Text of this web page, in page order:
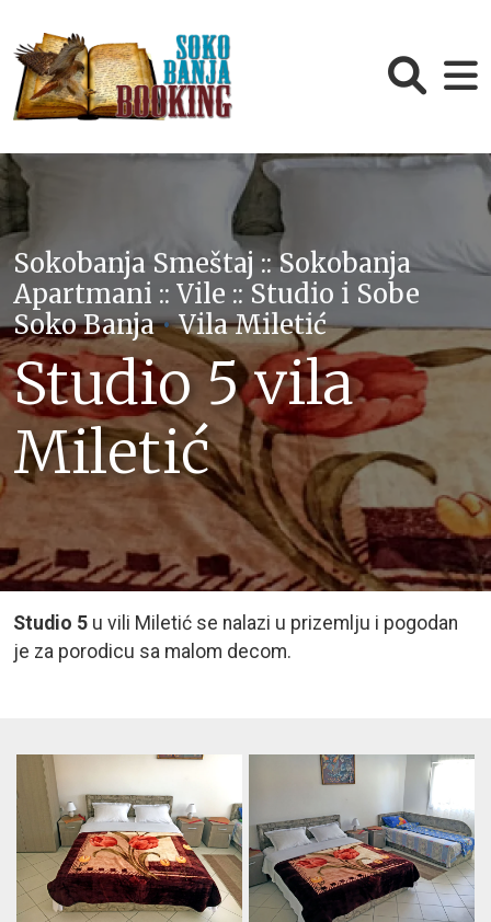
Sokobanja Smeštaj :: Sokobanja
Apartmani :: Vile :: Studio i Sobe
Soko Banja•Vila Miletić
Studio 5 vila
Miletić
Studio 5 u vili Miletić se nalazi u prizemlju i pogodan
je za porodicu sa malom decom.